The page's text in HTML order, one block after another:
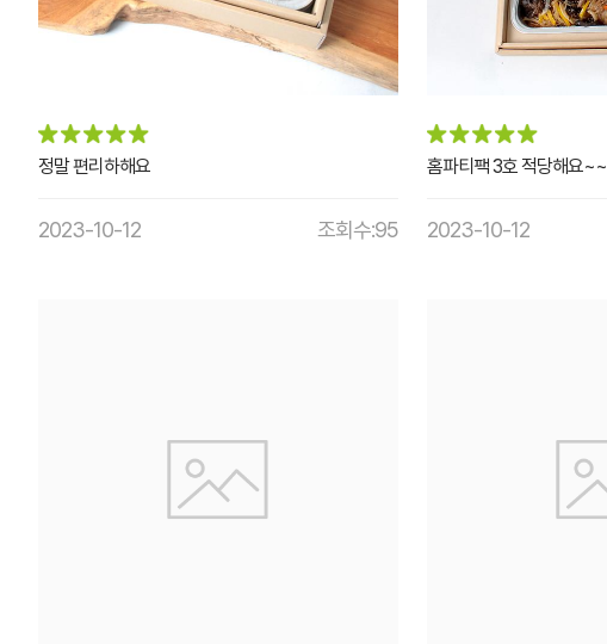
정말 편리하해요
2023-10-12 조회수:95
홈파티팩 3호 적당해요~~
2023-10-12